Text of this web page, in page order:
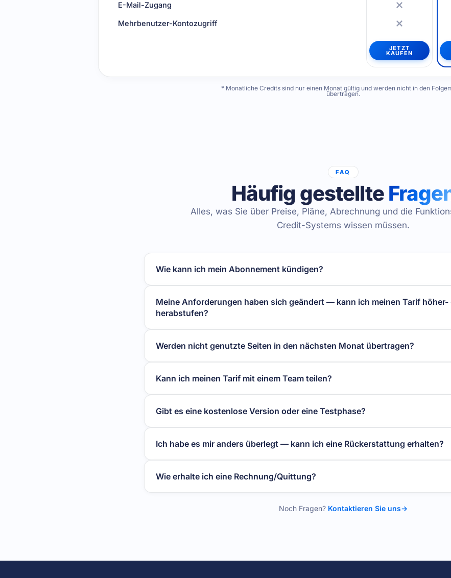
E-Mail-Zugang
Mehrbenutzer-Kontozugriff
JETZT
KAUFEN
* Monatliche Credits sind nur einen Monat gültig und werden nicht in den
übertragen.
FAQ
Häufig gestellte
Alles, was Sie über Preise, Pläne, Abrechnung und die
Credit-Systems wissen müssen.
Wie kann ich mein Abonnement kündigen?
Meine Anforderungen haben sich geändert — kann ich meinen Tarif höher-
herabstufen?
Werden nicht genutzte Seiten in den nächsten Monat übertragen?
Kann ich meinen Tarif mit einem Team teilen?
Gibt es eine kostenlose Version oder eine Testphase?
Ich habe es mir anders überlegt — kann ich eine Rückerstattung erhalten?
Wie erhalte ich eine Rechnung/Quittung?
Noch Fragen? Kontaktieren Sie uns→